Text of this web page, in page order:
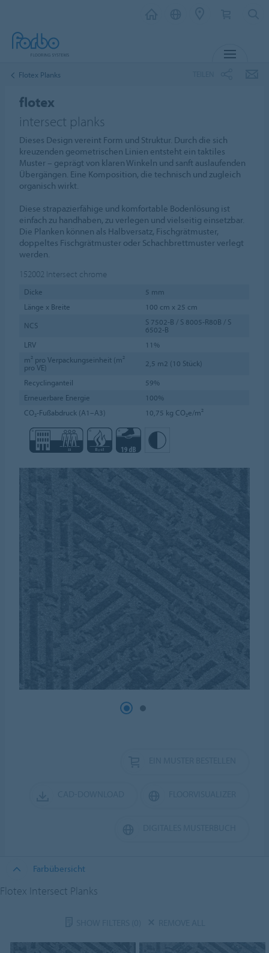
Flotex Planks
flotex
intersect planks
Dieses Design vereint Form und Struktur. Durch die sich
kreuzenden geometrischen Linien entsteht ein taktiles
Muster – geprägt von klaren Winkeln und sanft auslaufenden
Übergängen. Eine Komposition, die technisch und zugleich
organisch wirkt.
Diese strapazierfähige und komfortable Bodenlösung ist
einfach zu handhaben, zu verlegen und vielseitig einsetzbar.
Die Planken können als Halbversatz, Fischgrätmuster,
doppeltes Fischgrätmuster oder Schachbrettmuster verlegt
werden.
152002 Intersect chrome
Dicke
5 mm
Länge x Breite
100 cm x 25 cm
NCS
S 7502-B / S 8005-R80B / S
6502-B
LRV
11%
m² pro Verpackungseinheit (m²
pro VE)
2,5 m2 (10 Stück)
Recyclinganteil
59%
Erneuerbare Energie
100%
CO₂-Fußabdruck (A1–A3)
10,75 kg CO₂e/m²
Farbübersicht
Flotex Intersect Planks